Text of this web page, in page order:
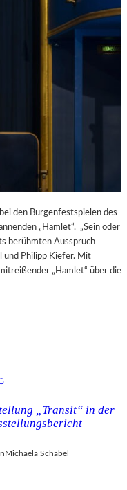
den Burgenfestspielen des
„Hamlet“. „Sein oder
berühmten Ausspruch
und Philipp Kiefer. Mit
„Hamlet“ über die
„Transit“ in der
Michaela Schabel